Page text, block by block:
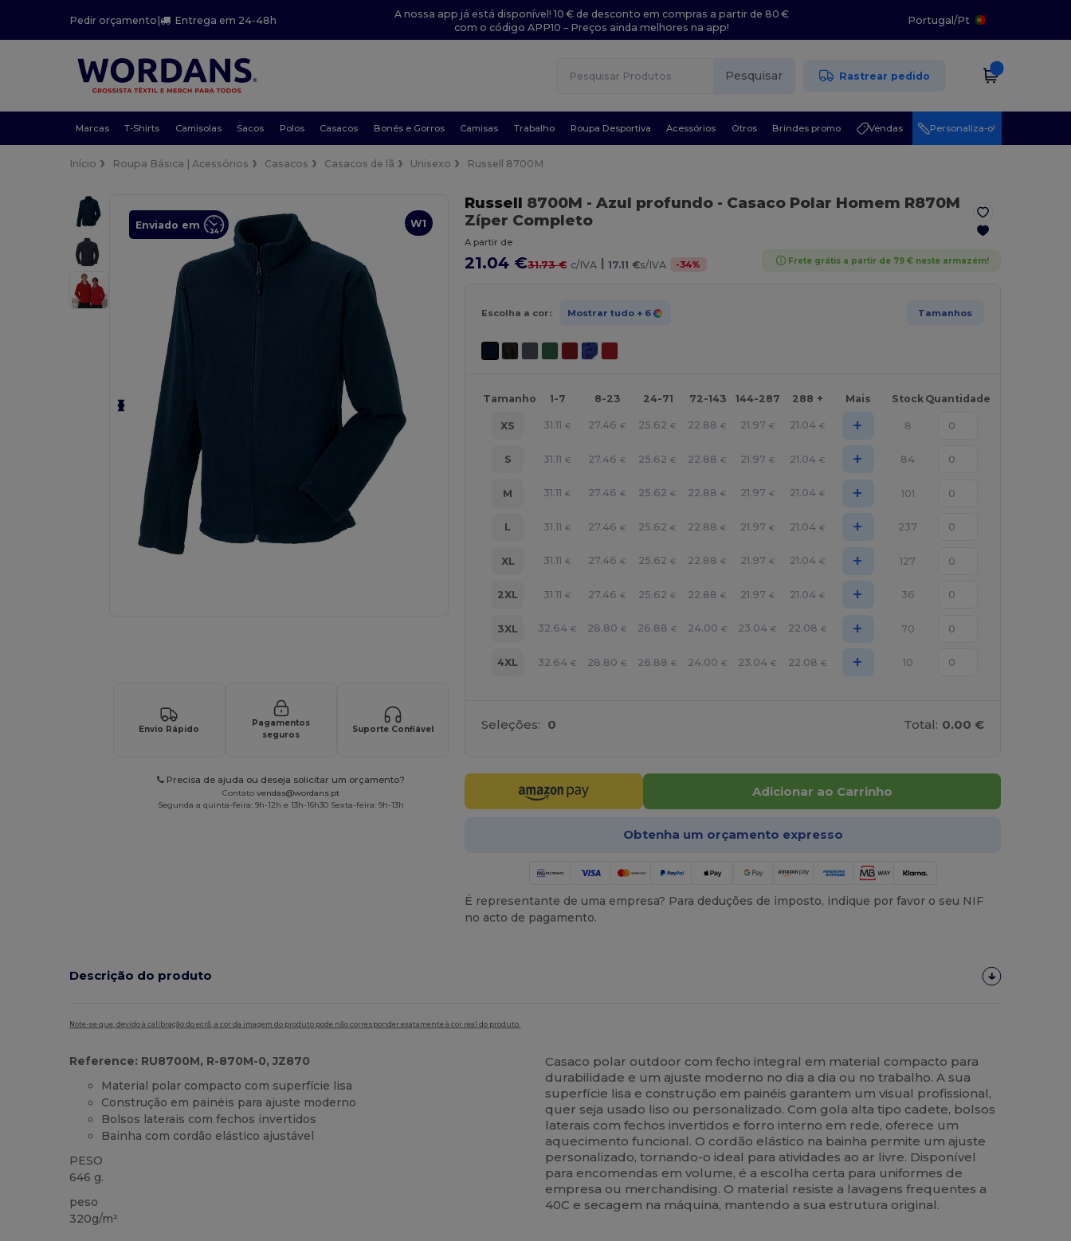
Pedir orçamento| Entrega em 24-48h
A nossa app já está disponível! 10 € de desconto em compras a partir de 80 €
com o código APP10 – Preços ainda melhores na app!
Portugal/Pt
Pesquisar Rastrear pedido
Marcas T-Shirts Camisolas Sacos Polos Casacos Bonés e Gorros Camisas Trabalho Roupa Desportiva Acessórios Otros Brindes promo Vendas Personaliza-o!
Início Roupa Básica | Acessórios Casacos Casacos de lã Unisexo Russell 8700M
W1
Enviado em
Envio Rápido
Pagamentos
seguros
Suporte Confiável
Precisa de ajuda ou deseja solicitar um orçamento?
Contatovendas@wordans.pt
Segunda a quinta-feira: 9h-12h e 13h-16h30 Sexta-feira: 9h-13h
Russell 8700M - Azul profundo- Casaco Polar Homem R870M
Zíper Completo
A partir de
21.04 €31.73 € c/IVA | 17.11 €s/IVA -34% Frete grátis a partir de 79 € neste armazém!
Escolha a cor: Mostrar tudo + 6 Tamanhos
Tamanho 1-7 8-23 24-71 72-143 144-287 288 + Mais Stock Quantidade
XS 31.11 € 27.46 € 25.62 € 22.88 € 21.97 € 21.04 € + 8
S 31.11 € 27.46 € 25.62 € 22.88 € 21.97 € 21.04 € + 84
M 31.11 € 27.46 € 25.62 € 22.88 € 21.97 € 21.04 € + 101
L 31.11 € 27.46 € 25.62 € 22.88 € 21.97 € 21.04 € + 237
XL 31.11 € 27.46 € 25.62 € 22.88 € 21.97 € 21.04 € + 127
2XL 31.11 € 27.46 € 25.62 € 22.88 € 21.97 € 21.04 € + 36
3XL 32.64 € 28.80 € 26.88 € 24.00 € 23.04 € 22.08 € + 70
4XL 32.64 € 28.80 € 26.88 € 24.00 € 23.04 € 22.08 € + 10
Seleções: 0 Total: 0.00 €
Adicionar ao Carrinho
Obtenha um orçamento expresso
É representante de uma empresa? Para deduções de imposto, indique por favor o seu NIF
no acto de pagamento.
Descrição do produto
Note-se que, devido à calibração do ecrã, a cor da imagem do produto pode não corresponder exatamente à cor real do produto.
Reference: RU8700M, R-870M-0, JZ870
Material polar compacto com superfície lisa
Construção em painéis para ajuste moderno
Bolsos laterais com fechos invertidos
Bainha com cordão elástico ajustável
PESO
646 g.
peso
320g/m²
Casaco polar outdoor com fecho integral em material compacto para
durabilidade e um ajuste moderno no dia a dia ou no trabalho. A sua
superfície lisa e construção em painéis garantem um visual profissional,
quer seja usado liso ou personalizado. Com gola alta tipo cadete, bolsos
laterais com fechos invertidos e forro interno em rede, oferece um
aquecimento funcional. O cordão elástico na bainha permite um ajuste
personalizado, tornando-o ideal para atividades ao ar livre. Disponível
para encomendas em volume, é a escolha certa para uniformes de
empresa ou merchandising. O material resiste a lavagens frequentes a
40C e secagem na máquina, mantendo a sua estrutura original.